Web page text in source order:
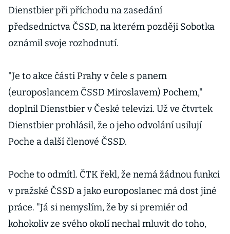
Dienstbier při příchodu na zasedání
předsednictva ČSSD, na kterém později Sobotka
oznámil svoje rozhodnutí.
"Je to akce části Prahy v čele s panem
(europoslancem ČSSD Miroslavem) Pochem,"
doplnil Dienstbier v České televizi. Už ve čtvrtek
Dienstbier prohlásil, že o jeho odvolání usilují
Poche a další členové ČSSD.
Poche to odmítl. ČTK řekl, že nemá žádnou funkci
v pražské ČSSD a jako europoslanec má dost jiné
práce. "Já si nemyslím, že by si premiér od
kohokoliv ze svého okolí nechal mluvit do toho,